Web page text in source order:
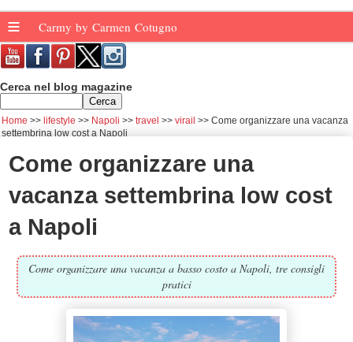
≡ Carmy by Carmen Cotugno
Cerca nel blog magazine
Home lifestyle Napoli travel virail
Come organizzare una vacanza
settembrina low cost a Napoli
Come organizzare una
vacanza settembrina low cost
a Napoli
Come organizzare una vacanza a basso costo a Napoli, tre consigli
pratici